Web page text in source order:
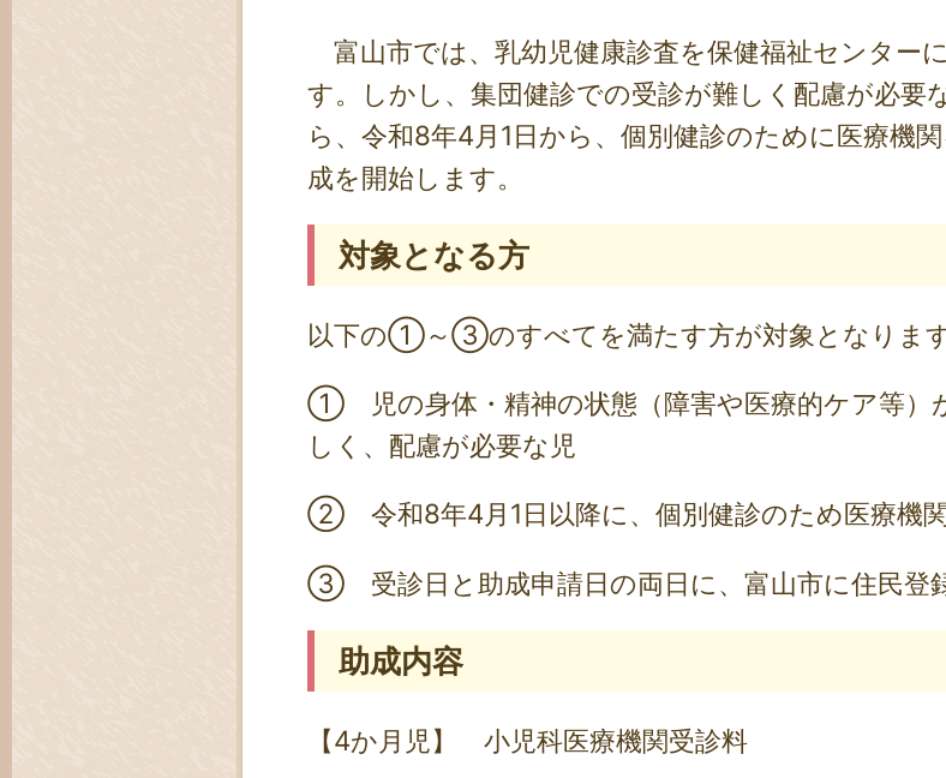
富山市では、乳幼児健康診査を保健福祉センター
す。しかし、集団健診での受診が難しく配慮が必要
ら、令和8年4月1日から、個別健診のために医療機
成を開始します。
対象となる方
以下の①～③のすべてを満たす方が対象となります
① 児の身体・精神の状態（障害や医療的ケア等）
しく、配慮が必要な児
② 令和8年4月1日以降に、個別健診のため医療機
③ 受診日と助成申請日の両日に、富山市に住民登
助成内容
【4か月児】 小児科医療機関受診料